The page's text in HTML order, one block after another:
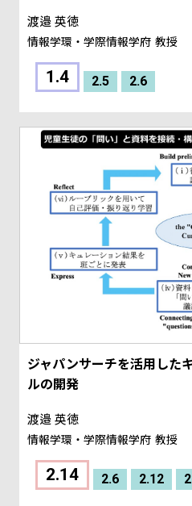
渡邉 英徳
情報学環・学際情報学府 教授
1.4 2.5 2.6
ジャパンサーチを活用した
ルの開発
渡邉 英徳
情報学環・学際情報学府 教授
2.14 2.6 2.12